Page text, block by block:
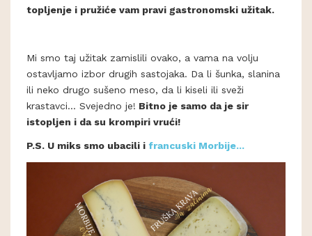
topljenje i pružiće vam pravi gastronomski užitak.
Mi smo taj užitak zamislili ovako, a vama na volju
ostavljamo izbor drugih sastojaka. Da li šunka, slanina
ili neko drugo sušeno meso, da li kiseli ili sveži
krastavci... Svejedno je! Bitno je samo da je sir
istopljen i da su krompiri vrući!
P.S. U miks smo ubacili i francuski Morbije...